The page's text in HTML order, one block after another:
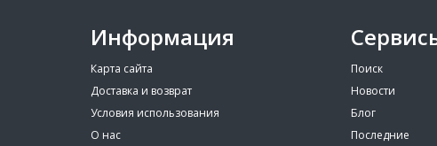
Информация
Карта сайта
Доставка и возврат
Условия использования
О нас
Поиск
Новости
Блог
Последние